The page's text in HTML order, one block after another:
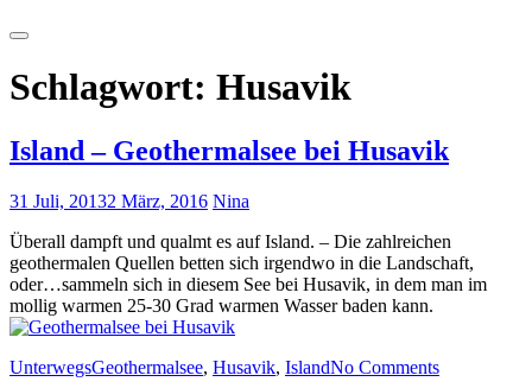
Menu
Schlagwort: Husavik
Island – Geothermalsee bei Husavik
31 Juli, 20132 März, 2016 Nina
Überall dampft und qualmt es auf Island. – Die zahlreichen
geothermalen Quellen betten sich irgendwo in die Landschaft,
oder…sammeln sich in diesem See bei Husavik, in dem man im
mollig warmen 25-30 Grad warmen Wasser baden kann.
UnterwegsGeothermalsee, Husavik, IslandNo Comments